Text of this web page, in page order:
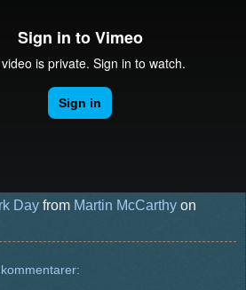
Day from Martin McCarthy on